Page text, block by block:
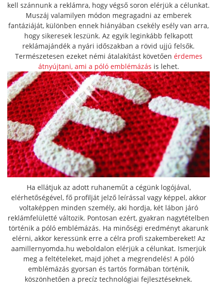
kell szánnunk a reklámra, hogy végső soron elérjük a célunkat.
Muszáj valamilyen módon megragadni az emberek
fantáziáját, különben ennek hiányában csekély esély van arra,
hogy sikeresek leszünk. Az egyik leginkább felkapott
reklámajándék a nyári időszakban a rövid ujjú felsők.
Természetesen ezeket némi átalakítást követően érdemes
átnyújtani, ami a póló emblémázás is lehet.
Ha ellátjuk az adott ruhaneműt a cégünk logójával,
elérhetőségével, fő profilját jelző leírással vagy képpel, akkor
voltaképpen minden személy, aki hordja, két lábon járó
reklámfelületté változik. Pontosan ezért, gyakran nagytételben
történik a póló emblémázás. Ha minőségi eredményt akarunk
elérni, akkor keressünk erre a célra profi szakembereket! Az
aamillernyomda.hu weboldalon elérjük a célunkat. Ismerjük
meg a feltételeket, majd jöhet a megrendelés! A póló
emblémázás gyorsan és tartós formában történik,
köszönhetően a precíz technológiai fejlesztéseknek.